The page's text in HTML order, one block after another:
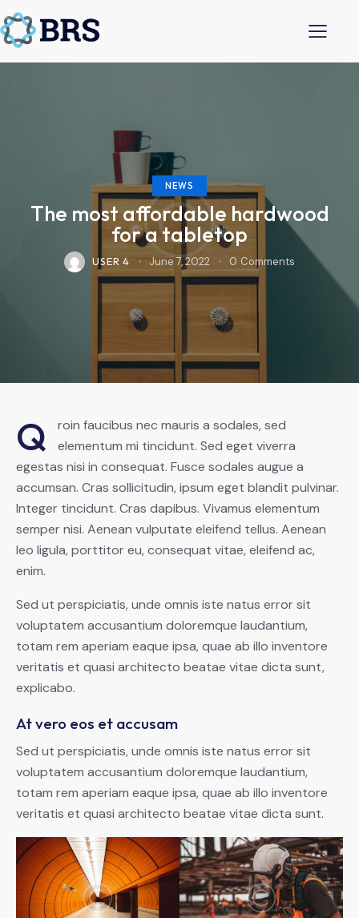
NEWS
The most affordable hardwood
for a tabletop
USER 4 June 7, 2022 0 Comments
Q
roin faucibus nec mauris a sodales, sed
elementum mi tincidunt. Sed eget viverra
egestas nisi in consequat. Fusce sodales augue a
accumsan. Cras sollicitudin, ipsum eget blandit pulvinar.
Integer tincidunt. Cras dapibus. Vivamus elementum
semper nisi. Aenean vulputate eleifend tellus. Aenean
leo ligula, porttitor eu, consequat vitae, eleifend ac,
enim.
Sed ut perspiciatis, unde omnis iste natus error sit
voluptatem accusantium doloremque laudantium,
totam rem aperiam eaque ipsa, quae ab illo inventore
veritatis et quasi architecto beatae vitae dicta sunt,
explicabo.
At vero eos et accusam
Sed ut perspiciatis, unde omnis iste natus error sit
voluptatem accusantium doloremque laudantium,
totam rem aperiam eaque ipsa, quae ab illo inventore
veritatis et quasi architecto beatae vitae dicta sunt.